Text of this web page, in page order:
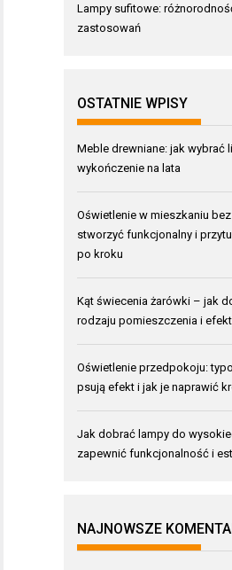
Lampy sufitowe:
zastosowań
OSTATNIE WPISY
Meble drewniane: jak wybrać
wykończenie na lata
Oświetlenie w mieszkaniu
stworzyć funkcjonalny i
po kroku
Kąt świecenia żarówki – jak
rodzaju pomieszczenia i
Oświetlenie przedpokoju:
psują efekt i jak je naprawić
Jak dobrać lampy do
zapewnić funkcjonalność i
NAJNOWSZE